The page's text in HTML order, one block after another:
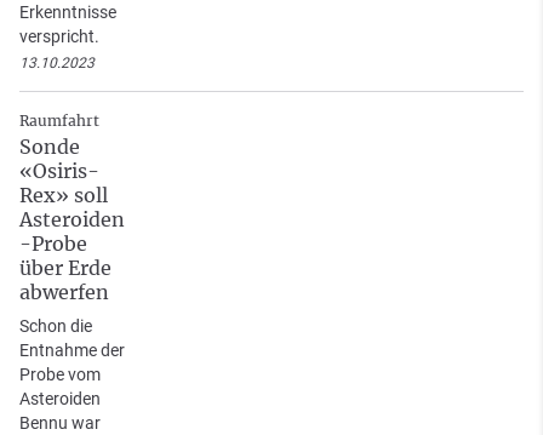
Erkenntnisse
verspricht.
13.10.2023
Raumfahrt
Sonde
«Osiris-
Rex» soll
Asteroiden
-Probe
über Erde
abwerfen
Schon die
Entnahme der
Probe vom
Asteroiden
Bennu war